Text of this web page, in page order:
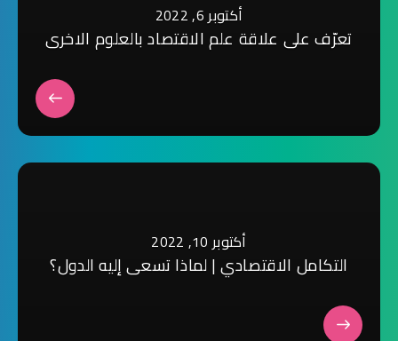
أكتوبر 6, 2022
تعرّف على علاقة علم الاقتصاد بالعلوم الاخرى
أكتوبر 10, 2022
التكامل الاقتصادي | لماذا تسعى إليه الدول؟